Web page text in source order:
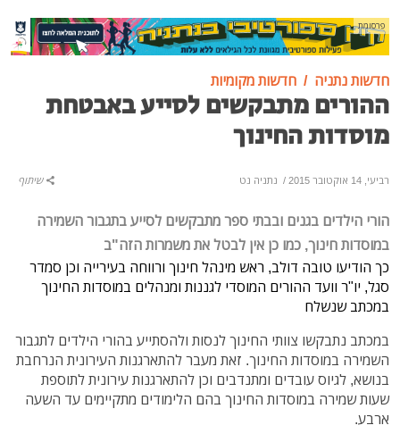
פרסומת
חדשות נתניה חדשות מקומיות
ההורים מתבקשים לסייע באבטחת
מוסדות החינוך
רביעי, 14 אוקטובר 2015 / נתניה נט שיתוף
הורי הילדים בגנים ובבתי ספר מתבקשים לסייע בתגבור השמירה
במוסדות חינוך, כמו כן אין לבטל את משמרות הזה"ב
כך הודיעו טובה דולב, ראש מינהל חינוך ורווחה בעירייה וכן סמדר
סגל, יו"ר וועד ההורים המוסדי לגננות ומנהלים במוסדות החינוך
במכתב שנשלח
במכתב נתבקשו צוותי החינוך לנסות ולהסתייע בהורי הילדים לתגבור
השמירה במוסדות החינוך. זאת מעבר להתארגנות העירונית הנרחבת
בנושא, לגיוס עובדים ומתנדבים וכן להתארגנות עירונית לתוספת
שעות שמירה במוסדות החינוך בהם הלימודים מתקיימים עד השעה
ארבע.